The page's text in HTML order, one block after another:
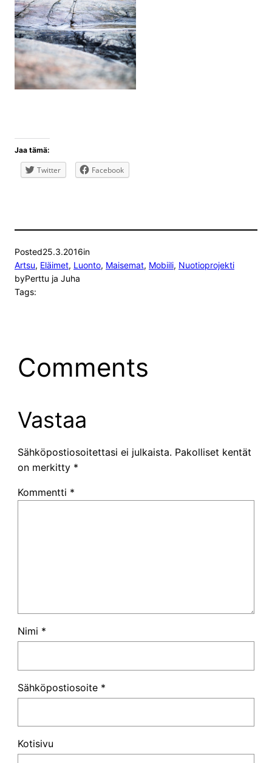
Jaa tämä:
Twitter Facebook
Posted25.3.2016in
Artsu, Eläimet, Luonto, Maisemat, Mobiili, Nuotioprojekti
byPerttu ja Juha
Tags:
Comments
Vastaa
Sähköpostiosoitettasi ei julkaista. Pakolliset kentät
on merkitty *
Kommentti *
Nimi *
Sähköpostiosoite *
Kotisivu